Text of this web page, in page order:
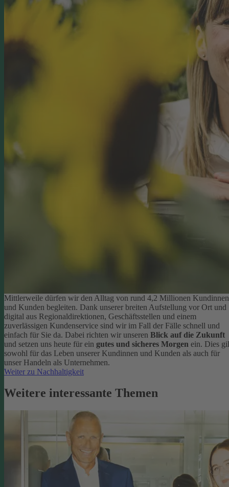
Mittlerweile dürfen wir den Alltag von rund 4,2 Millionen Kundinnen
und Kunden begleiten. Dank unserer breiten Aufstellung vor Ort und
digital aus Regionaldirektionen, Geschäftsstellen und einem
zuverlässigen Kundenservice sind wir im Fall der Fälle schnell und
einfach für Sie da. Dabei richten wir unseren Blick auf die Zukunft
und setzen uns heute für ein gutes und sicheres Morgen ein. Dies
sowohl für das Leben unserer Kundinnen und Kunden als auch für
unser Handeln als Unternehmen.
Weiter zu Nachhaltigkeit
Weitere interessante Themen